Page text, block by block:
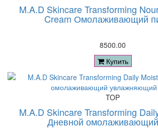
M.A.D Skincare Transforming
Cream Омолаживающий
8500.00
Купить
TOP
M.A.D Skincare Transforming
Дневной